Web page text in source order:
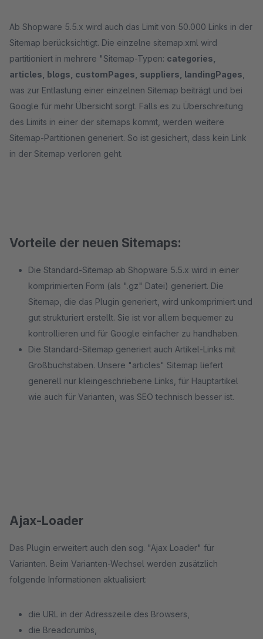
Ab Shopware 5.5.x wird auch das Limit von 50.000 Links in der
Sitemap berücksichtigt. Die einzelne sitemap.xml wird
partitioniert in mehrere "Sitemap-Typen: categories,
articles, blogs, customPages, suppliers, landingPages
was zur Entlastung einer einzelnen Sitemap beiträgt und bei
Google für mehr Übersicht sorgt. Falls es zu Überschreitung
des Limits in einer der sitemaps kommt, werden weitere
Sitemap-Partitionen generiert. So ist gesichert, dass kein Link
in der Sitemap verloren geht.
Vorteile der neuen Sitemaps:
Die Standard-Sitemap ab Shopware 5.5.x wird in einer
komprimierten Form (als ".gz" Datei) generiert. Die
Sitemap, die das Plugin generiert, wird unkomprimiert und
gut strukturiert erstellt. Sie ist vor allem bequemer zu
kontrollieren und für Google einfacher zu handhaben.
Die Standard-Sitemap generiert auch Artikel-Links mit
Großbuchstaben. Unsere "articles" Sitemap liefert
generell nur kleingeschriebene Links, für Hauptartikel
wie auch für Varianten, was SEO technisch besser ist.
Ajax-Loader
Das Plugin erweitert auch den sog. "Ajax Loader" für
Varianten. Beim Varianten-Wechsel werden zusätzlich
folgende Informationen aktualisiert:
die URL in der Adresszeile des Browsers,
die Breadcrumbs,